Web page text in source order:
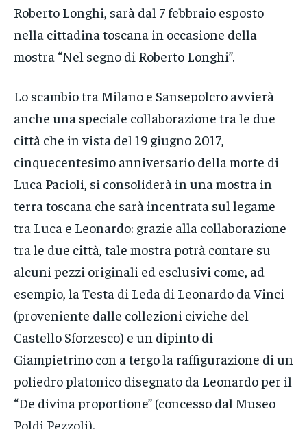
Roberto Longhi, sarà dal 7 febbraio esposto
nella cittadina toscana in occasione della
mostra “Nel segno di Roberto Longhi”.
Lo scambio tra Milano e Sansepolcro avvierà
anche una speciale collaborazione tra le due
città che in vista del 19 giugno 2017,
cinquecentesimo anniversario della morte di
Luca Pacioli, si consoliderà in una mostra in
terra toscana che sarà incentrata sul legame
tra Luca e Leonardo: grazie alla collaborazione
tra le due città, tale mostra potrà contare su
alcuni pezzi originali ed esclusivi come, ad
esempio, la Testa di Leda di Leonardo da Vinci
(proveniente dalle collezioni civiche del
Castello Sforzesco) e un dipinto di
Giampietrino con a tergo la raffigurazione di un
poliedro platonico disegnato da Leonardo per il
“De divina proportione” (concesso dal Museo
Poldi Pezzoli).